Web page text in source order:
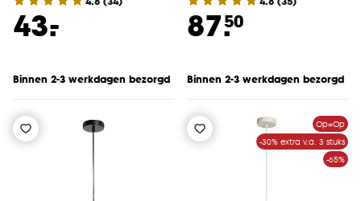
43.
-
Binnen 2-3 werkdagen bezorgd
87.50
Binnen 2-3 werkdagen bezorgd
Op=Op
-30% extra v.a. 3 stuks
-65%